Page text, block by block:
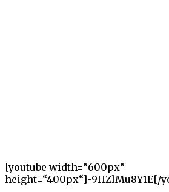
[youtube width=“600px“
height=“400px“]-9HZlMu8Y1E[/